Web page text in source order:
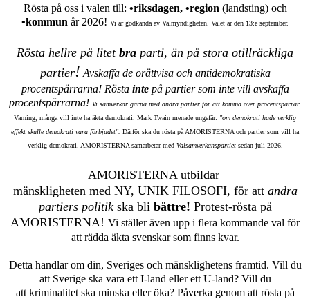
Rösta på oss i valen till: •riksdagen, •region (landsting) och
•kommun år 2026! Vi är godkända av Valmyndigheten. Valet är den 13:e september.
Rösta hellre på litet bra parti, än på stora otillräckliga
partier! Avskaffa de orättvisa och antidemokratiska
procentspärrarna! Rösta intepå partier som inte vill avskaffa
procentspärrarna! Vi samverkar gärna med andra partier för att komma över procentspärrar.
Varning, många vill inte ha äkta demokrati. Mark Twain menade ungefär: "om demokrati hade verklig
effekt skulle demokrati vara förbjudet". Därför ska du rösta på AMORISTERNA och partier som vill ha
verklig demokrati. AMORISTERNA samarbetar med Valsamverkanspartiet sedan juli 2026.
AMORISTERNA utbildar
mänskligheten med NY, UNIK FILOSOFI, för att andra
partiers politikska bli bättre! Protest-rösta på
AMORISTERNA! Vi ställer även upp i flera kommande val för
att rädda äkta svenskar som finns kvar.
Detta handlar om din, Sveriges och mänsklighetens framtid. Vill du
att Sverige ska vara ett I-land eller ett U-land? Vill du
att kriminalitet ska minska eller öka? Påverka genom att rösta på